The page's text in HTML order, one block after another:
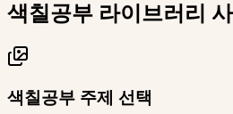
색칠공부 라이브러리
색칠공부 주제 선택